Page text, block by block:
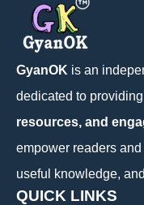
GyanOK is an
dedicated to providing
resources, and
empower readers
useful knowledge,
QUICK LINKS